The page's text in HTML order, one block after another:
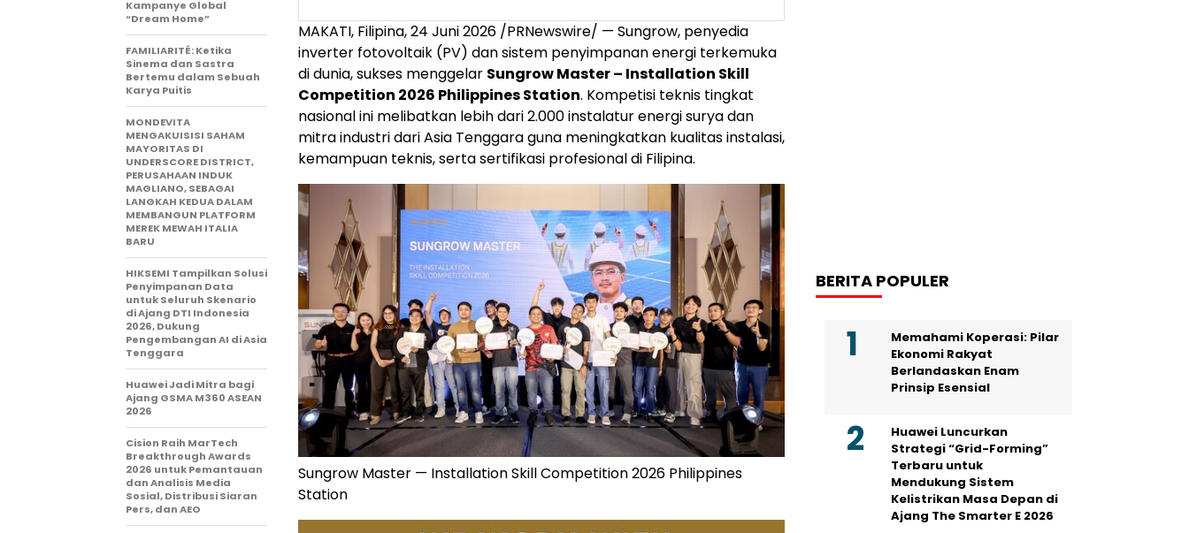
MAKATI, Filipina,24 Juni 2026 /PRNewswire/ — Sungrow, penyedia
inverter fotovoltaik (PV) dan sistem penyimpanan energi terkemuka
di dunia, sukses menggelar Sungrow Master – Installation Skill
Competition 2026 Philippines Station. Kompetisi teknis tingkat
nasional ini melibatkan lebih dari 2.000 instalatur energi surya dan
mitra industri dari Asia Tenggara guna meningkatkan kualitas instalasi,
kemampuan teknis, serta sertifikasi profesional di Filipina.
Sungrow Master — Installation Skill Competition 2026 Philippines
Station
Kampanye Global
“Dream Home”
FAMILIARITÉ: Ketika
Sinema dan Sastra
Bertemu dalam Sebuah
Karya Puitis
MONDEVITA
MENGAKUISISI SAHAM
MAYORITAS DI
UNDERSCORE DISTRICT,
PERUSAHAAN INDUK
MAGLIANO, SEBAGAI
LANGKAH KEDUA DALAM
MEMBANGUN PLATFORM
MEREK MEWAH ITALIA
BARU
HIKSEMI Tampilkan Solusi
Penyimpanan Data
untuk Seluruh Skenario
di Ajang DTI Indonesia
2026, Dukung
Pengembangan AI di Asia
Tenggara
Huawei Jadi Mitra bagi
Ajang GSMA M360 ASEAN
2026
Cision Raih MarTech
Breakthrough Awards
2026 untuk Pemantauan
dan Analisis Media
Sosial, Distribusi Siaran
Pers, dan AEO
BERITA POPULER
Memahami Koperasi: Pilar
Ekonomi Rakyat
Berlandaskan Enam
Prinsip Esensial
Huawei Luncurkan
Strategi “Grid-Forming”
Terbaru untuk
Mendukung Sistem
Kelistrikan Masa Depan di
Ajang The Smarter E 2026